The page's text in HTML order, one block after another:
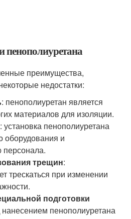
пенополиуретана
преимущества,
недостатки:
: пенополиуретан является
материалов для изоляции.
: установка пенополиуретана
оборудования и
персонала.
трещин:
трескаться при изменении
подготовки
нанесением пенополиуретана